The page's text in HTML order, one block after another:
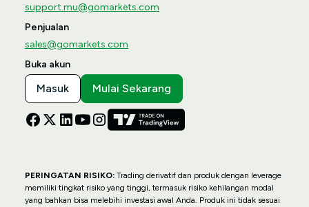
support.mu@gomarkets.com
Penjualan
sales@gomarkets.com
Buka akun
Masuk Mulai Sekarang
PERINGATAN RISIKO:Trading derivatif dan produk dengan leverage
memiliki tingkat risiko yang tinggi, termasuk risiko kehilangan modal
yang bahkan bisa melebihi investasi awal Anda. Produk ini tidak sesuai